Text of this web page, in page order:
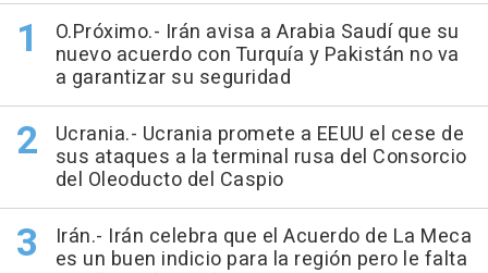
O.Próximo.- Irán avisa a Arabia Saudí que su
nuevo acuerdo con Turquía y Pakistán no va
a garantizar su seguridad
Ucrania.- Ucrania promete a EEUU el cese de
sus ataques a la terminal rusa del Consorcio
del Oleoducto del Caspio
Irán.- Irán celebra que el Acuerdo de La Meca
es un buen indicio para la región pero le falta